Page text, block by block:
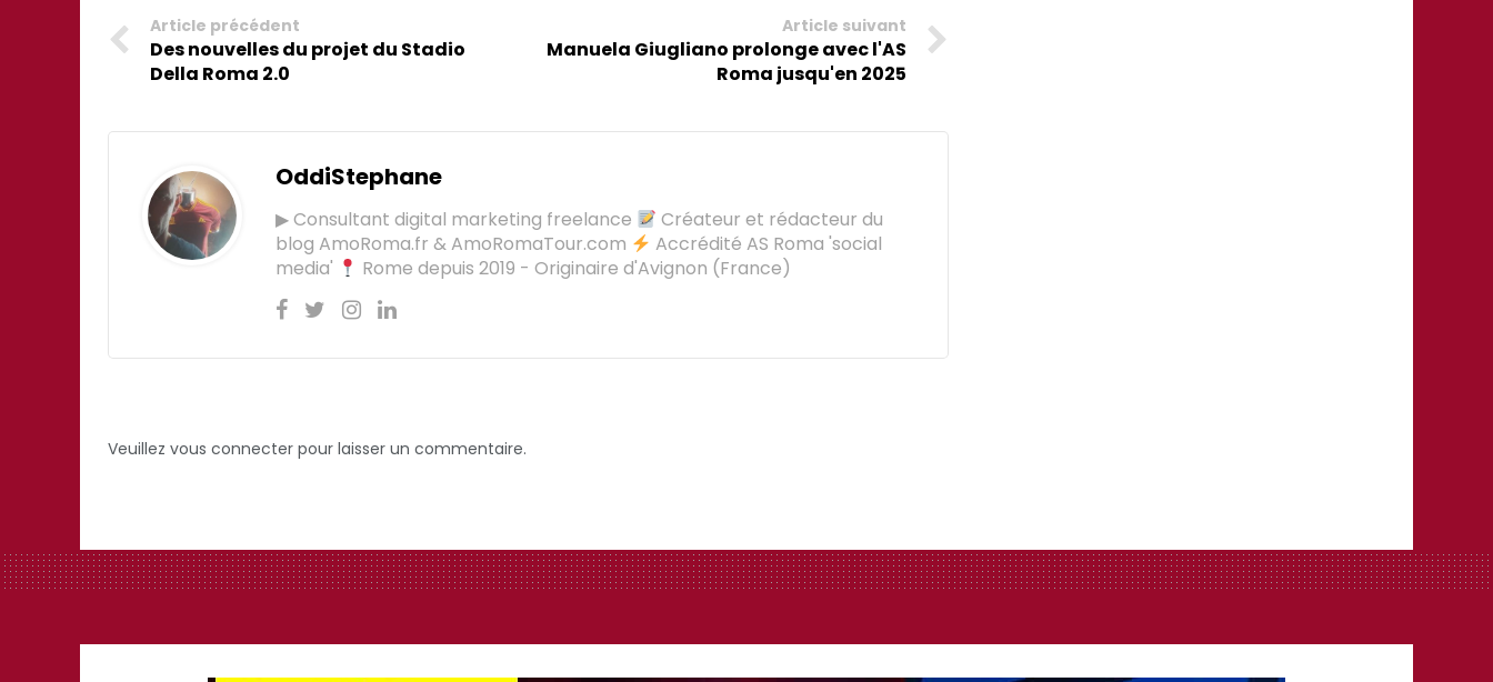
Article précédent
Des nouvelles du projet du Stadio
Della Roma 2.0
Article suivant
Manuela Giugliano prolonge avec l'AS
Roma jusqu'en 2025
OddiStephane
▶ Consultant digital marketing freelance
Créateur et rédacteur du
blog AmoRoma.fr & AmoRomaTour.com
Accrédité AS Roma 'social
media'
Rome depuis 2019 - Originaire d'Avignon (France)
Veuillez vous connecter pour laisser un commentaire.